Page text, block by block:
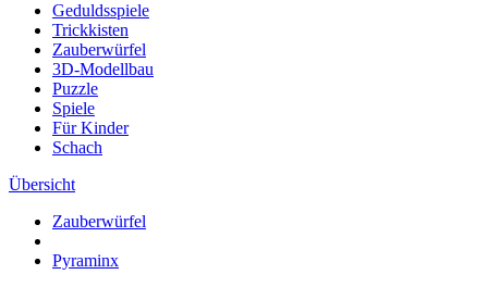
Geduldsspiele
Trickkisten
Zauberwürfel
3D-Modellbau
Puzzle
Spiele
Für Kinder
Schach
Übersicht
Zauberwürfel
Pyraminx